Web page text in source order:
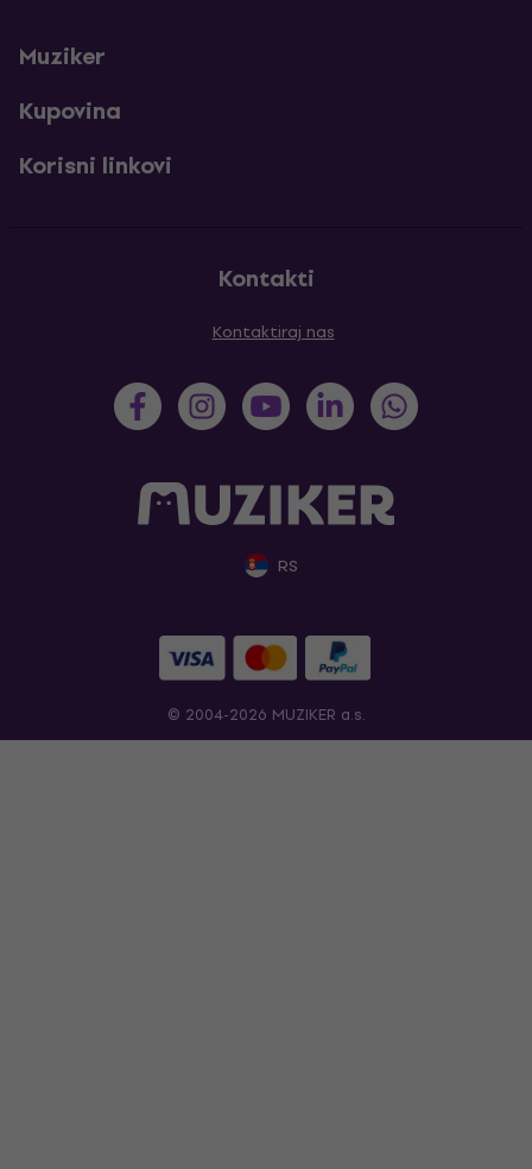
Muziker
Kupovina
Korisni linkovi
Kontakti
Kontaktiraj nas
RS
© 2004-2026 MUZIKER a.s.